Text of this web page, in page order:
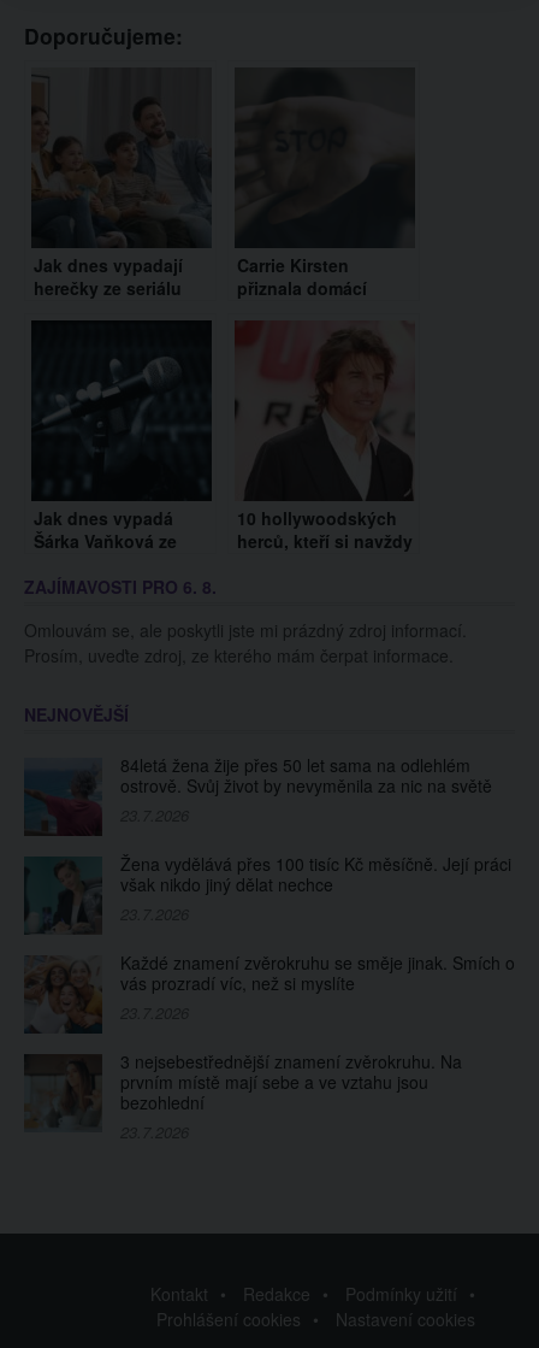
Doporučujeme:
Jak dnes vypadají
herečky ze seriálu
Carrie Kirsten
přiznala domácí
reaguje její bývalý
Jak dnes vypadá
Šárka Vaňková ze
víno
10 hollywoodských
herců, kteří si navždy
ZAJÍMAVOSTI PRO 6. 8.
Omlouvám se, ale poskytli jste mi prázdný zdroj informací.
Prosím, uveďte zdroj, ze kterého mám čerpat informace.
NEJNOVĚJŠÍ
84letá žena žije přes 50 let sama na odlehlém
ostrově. Svůj život by nevyměnila za nic na světě
Žena vydělává přes 100 tisíc Kč měsíčně. Její práci
však nikdo jiný dělat nechce
Každé znamení zvěrokruhu se směje jinak. Smích o
vás prozradí víc, než si myslíte
3 nejsebestřednější znamení zvěrokruhu. Na
prvním místě mají sebe a ve vztahu jsou
bezohlední
Kontakt Redakce
Podmínky užití
Prohlášení cookies
Nastavení cookies